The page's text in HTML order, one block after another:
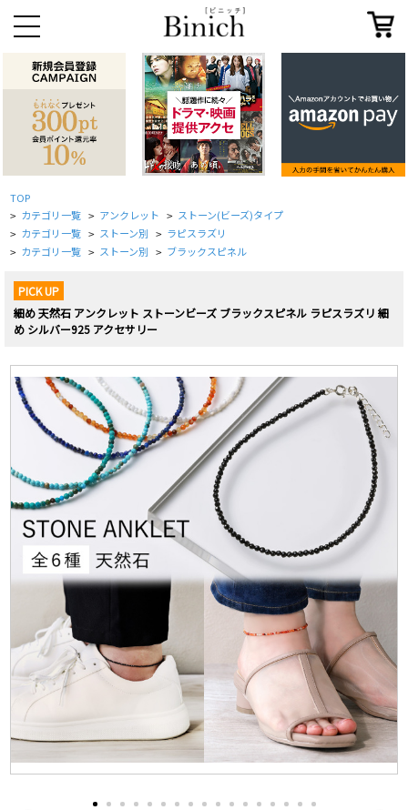
TOP
> カテゴリ一覧 > アンクレット > ストーン(ビーズ)タイプ
> カテゴリ一覧 > ストーン別 > ラピスラズリ
> カテゴリ一覧 > ストーン別 > ブラックスピネル
PICK UP
細め 天然石 アンクレット ストーンビーズ ブラックスピネル ラピスラズリ 細
め シルバー925 アクセサリー